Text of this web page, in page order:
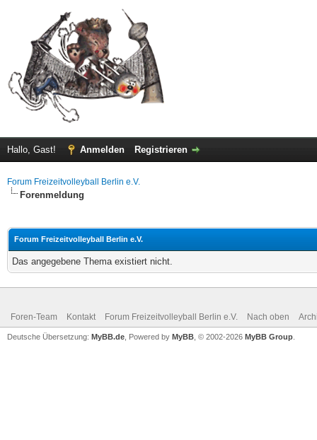
Hallo, Gast! Anmelden Registrieren
Forum Freizeitvolleyball Berlin e.V.
Forenmeldung
Forum Freizeitvolleyball Berlin e.V.
Das angegebene Thema existiert nicht.
Foren-Team Kontakt Forum Freizeitvolleyball Berlin e.V. Nach oben
Deutsche Übersetzung: MyBB.de , Powered by MyBB , © 2002-2026 MyBB Group